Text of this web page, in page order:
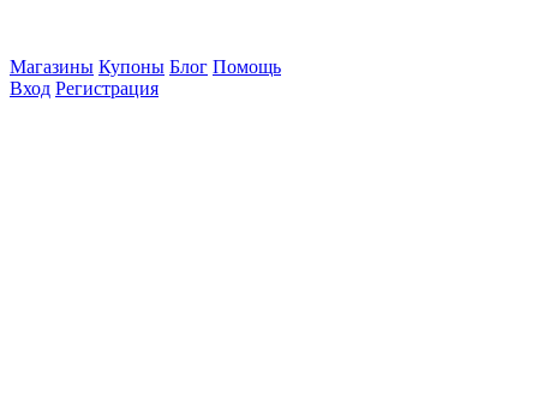
Магазины Купоны Блог Помощь
Вход Регистрация